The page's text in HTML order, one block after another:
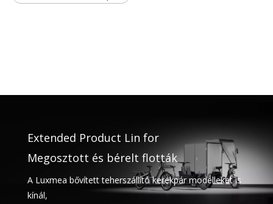
Extended Product Lin for
Megosztott és bérelt flották
A Luxmea bővített teherszállító kerékpár modelleket is
kínál,